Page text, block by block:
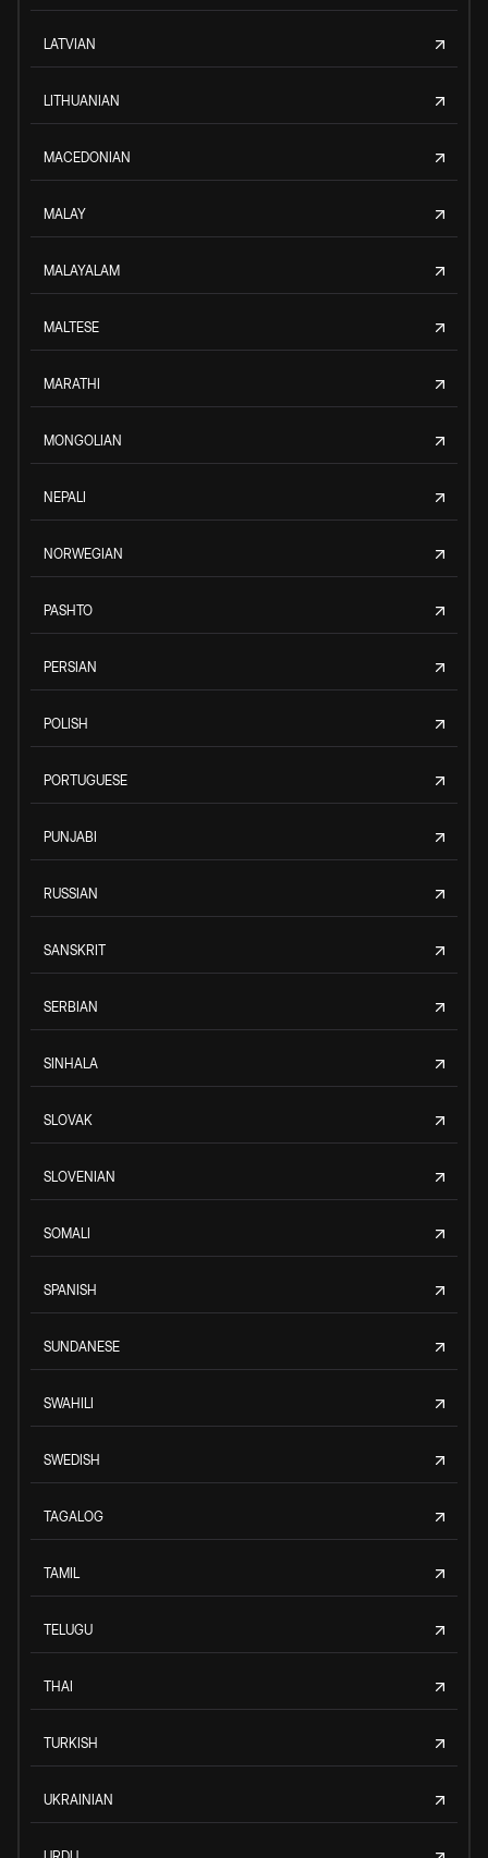
LATVIAN
LITHUANIAN
MACEDONIAN
MALAY
MALAYALAM
MALTESE
MARATHI
MONGOLIAN
NEPALI
NORWEGIAN
PASHTO
PERSIAN
POLISH
PORTUGUESE
PUNJABI
RUSSIAN
SANSKRIT
SERBIAN
SINHALA
SLOVAK
SLOVENIAN
SOMALI
SPANISH
SUNDANESE
SWAHILI
SWEDISH
TAGALOG
TAMIL
TELUGU
THAI
TURKISH
UKRAINIAN